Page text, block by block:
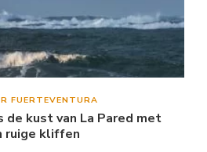
FUERTEVENTURA
de kust van La Pared met
ruige kliffen